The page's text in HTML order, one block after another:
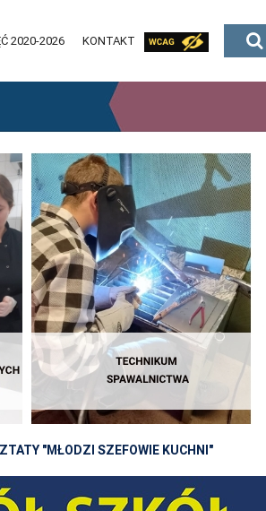
2020-2026 KONTAKT
"MŁODZI SZEFOWIE KUCHNI"